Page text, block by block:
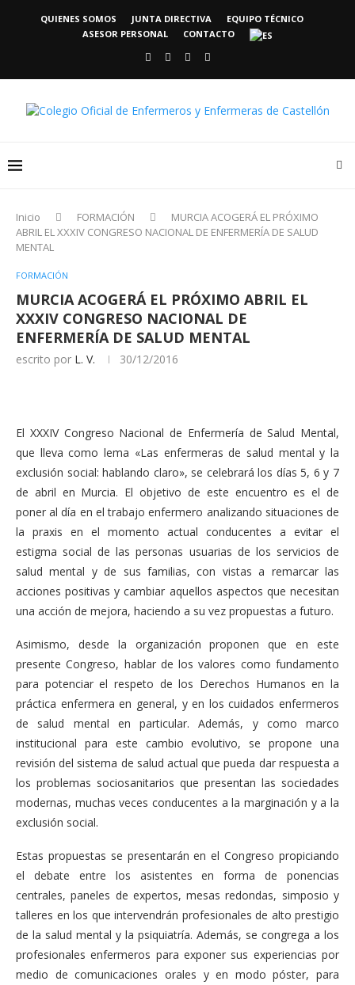
QUIENES SOMOS JUNTA DIRECTIVA
EQUIPO TÉCNICO
ASESOR PERSONAL
CONTACTO
Inicio FORMACIÓN
MURCIA ACOGERÁ EL PRÓXIMO
ABRIL EL XXXIV CONGRESO NACIONAL DE ENFERMERÍA DE SALUD
MENTAL
FORMACIÓN
MURCIA ACOGERÁ EL PRÓXIMO ABRIL EL
XXXIV CONGRESO NACIONAL DE
ENFERMERÍA DE SALUD MENTAL
escrito por L. V. 30/12/2016
El XXXIV Congreso Nacional de Enfermería de Salud Mental,
que lleva como lema «Las enfermeras de salud mental y la
exclusión social: hablando claro», se celebrará los días 5, 6 y 7
de abril en Murcia. El objetivo de este encuentro es el de
poner al día en el trabajo enfermero analizando situaciones de
la praxis en el momento actual conducentes a evitar el
estigma social de las personas usuarias de los servicios de
salud mental y de sus familias, con vistas a remarcar las
acciones positivas y cambiar aquellos aspectos que necesitan
una acción de mejora, haciendo a su vez propuestas a futuro.
Asimismo, desde la organización proponen que en este
presente Congreso, hablar de los valores como fundamento
para potenciar el respeto de los Derechos Humanos en la
práctica enfermera en general, y en los cuidados enfermeros
de salud mental en particular. Además, y como marco
institucional para este cambio evolutivo, se propone una
revisión del sistema de salud actual que pueda dar respuesta a
los problemas sociosanitarios que presentan las sociedades
modernas, muchas veces conducentes a la marginación y a la
exclusión social.
Estas propuestas se presentarán en el Congreso propiciando
el debate entre los asistentes en forma de ponencias
centrales, paneles de expertos, mesas redondas, simposio y
talleres en los que intervendrán profesionales de alto prestigio
de la salud mental y la psiquiatría. Además, se congrega a los
profesionales enfermeros para exponer sus experiencias por
medio de comunicaciones orales y en modo póster, para